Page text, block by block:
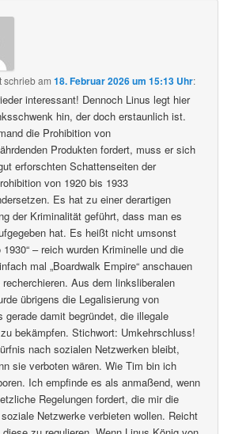
schriebam18. Februar 2026 um 15:13 Uhr:
interessant! Dennoch Linus legt hier
hin, der doch erstaunlich ist.
die Prohibition von
Produkten fordert, muss er sich
erforschten Schattenseiten der
von 1920 bis 1933
Es hat zu einer derartigen
der Kriminalität geführt, dass man es
hat. Es heißt nicht umsonst
1930“ – reich wurden Kriminelle und die
mal „Boardwalk Empire“ anschauen
recherchieren. Aus dem linksliberalen
übrigens die Legalisierung von
gerade damit begründet, die illegale
bekämpfen. Stichwort: Umkehrschluss!
nach sozialen Netzwerken bleibt,
sie verboten wären. Wie Tim bin ich
Ich empfinde es als anmaßend, wenn
Regelungen fordert, die mir die
Netzwerke verbieten wollen. Reicht